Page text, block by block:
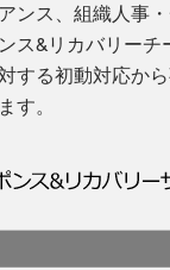
ンス、組織人事
ス&リカバリー
する初動対応か
す。